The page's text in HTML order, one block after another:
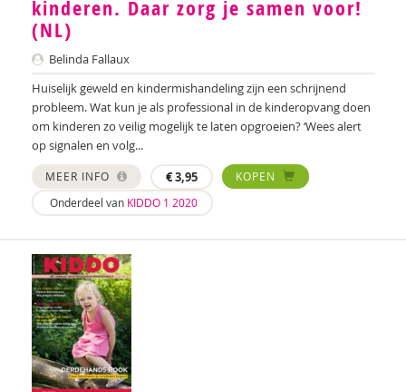
Ester van den Boog
Caroline Boudry
Shirine Bousaid
Miranda Bron
Helma Brouwers
Marieke Bruil
Arie de Bruin
Ed Buitenhek
Wouter Bulckaert
Theo Cappon
Lieve Claeys
kinderen. Daar zorg je samen voor!
(NL)
Belinda Fallaux
Huiselijk geweld en kindermishandeling zijn een schrijnend
probleem. Wat kun je als professional in de kinderopvang doen
om kinderen zo veilig mogelijk te laten opgroeien? ‘Wees alert
op signalen en volg...
MEER INFO €3,95
KOPEN
Onderdeel van KIDDO 1 2020